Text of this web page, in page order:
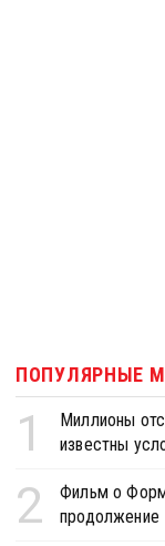
ПОПУЛЯРНЫЕ
1
Миллионы
известны
2
Фильм о
продолжение